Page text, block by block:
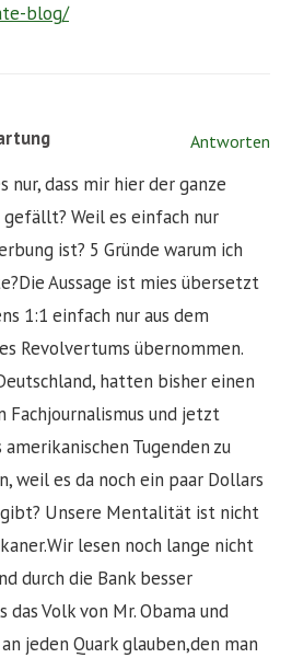
blog/
Antworten
nur, dass mir hier der ganze
Weil es einfach nur
ist? 5 Gründe warum ich
Aussage ist mies übersetzt
1:1 einfach nur aus dem
Revolvertums übernommen.
hatten bisher einen
Fachjournalismus und jetzt
Tugenden zu
weil es da noch ein paar Dollars
Unsere Mentalität ist nicht
lesen noch lange nicht
durch die Bank besser
Volk von Mr. Obama und
jeden Quark glauben,den man